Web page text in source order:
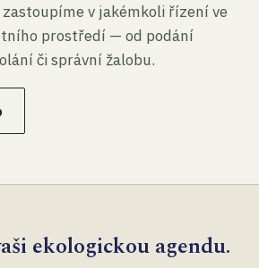
zastoupíme v jakémkoli řízení ve
prostředí — od podání
či správní žalobu.
ekologickou agendu.